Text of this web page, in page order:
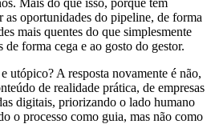
as oportunidades do pipeline, de forma
mais quentes do que simplesmente
de forma cega e ao gosto do gestor.
utópico? A resposta novamente é não,
de realidade prática, de empresas
digitais, priorizando o lado humano
o processo como guia, mas não como